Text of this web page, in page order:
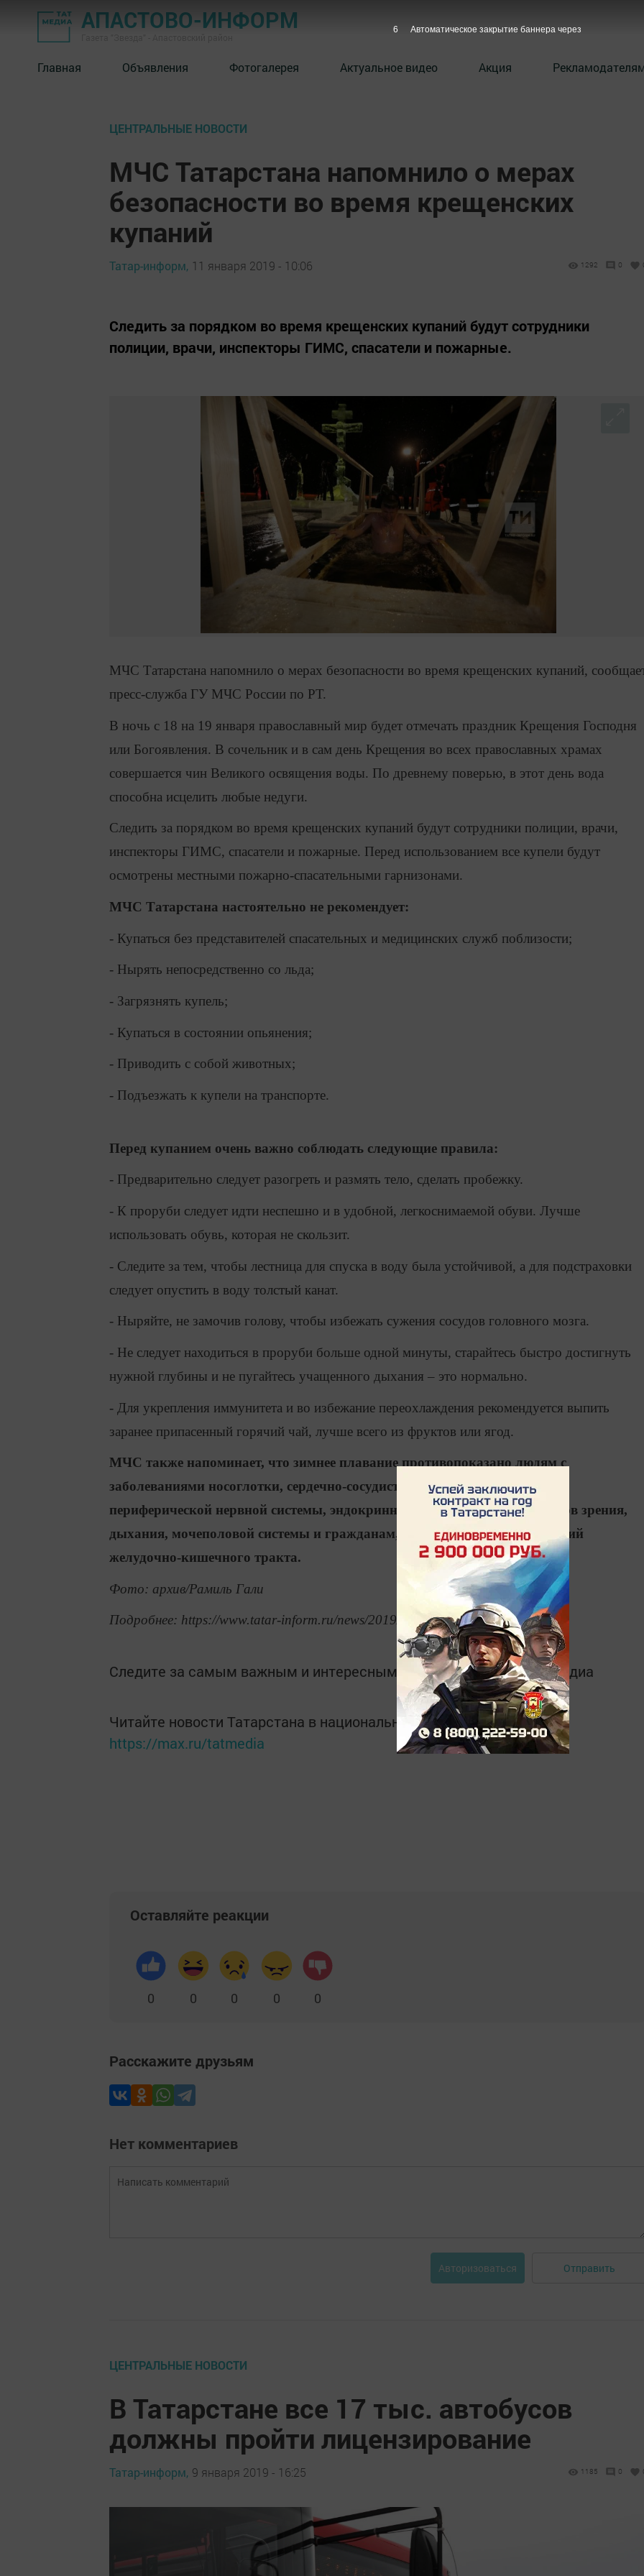
АПАСТОВО-ИНФОРМ
Главная Объявления Фотогалерея Актуальное видео Акция
ЦЕНТРАЛЬНЫЕ НОВОСТИ
МЧС Татарстана напомнило о мерах
безопасности во время крещенских
купаний
Татар-информ, 11 января 2019 - 10:06 1292 0
Следить за порядком во время крещенских купаний будут сотрудники
полиции, врачи, инспекторы ГИМС, спасатели и пожарные.
МЧС Татарстана напомнило о мерах безопасности во время крещенских купаний,
пресс-служба ГУ МЧС России по РТ.
В ночь с 18 на 19 января православный мир будет отмечать праздник Крещения Господня
или Богоявления. В сочельник и в сам день Крещения во всех православных храмах
совершается чин Великого освящения воды. По древнему поверью, в этот день вода
способна исцелить любые недуги.
Следить за порядком во время крещенских купаний будут сотрудники полиции, врачи,
инспекторы ГИМС, спасатели и пожарные. Перед использованием все купели будут
осмотрены местными пожарно-спасательными гарнизонами.
МЧС Татарстана настоятельно не рекомендует:
- Купаться без представителей спасательных и медицинских служб поблизости;
- Нырять непосредственно со льда;
- Загрязнять купель;
- Купаться в состоянии опьянения;
- Приводить с собой животных;
- Подъезжать к купели на транспорте.
Перед купанием очень важно соблюдать следующие правила:
- Предварительно следует разогреть и размять тело, сделать пробежку.
- К проруби следует идти неспешно и в удобной, легкоснимаемой обуви. Лучше
использовать обувь, которая не скользит.
- Следите за тем, чтобы лестница для спуска в воду была устойчивой, а для подстраховки
следует опустить в воду толстый канат.
- Ныряйте, не замочив голову, чтобы избежать сужения сосудов головного мозга.
- Не следует находиться в проруби больше одной минуты, старайтесь быстро достигнуть
нужной глубины и не пугайтесь учащенного дыхания – это нормально.
- Для укрепления иммунитета и во избежание переохлаждения рекомендуется выпить
заранее припасенный горячий чай, лучше всего из фруктов или ягод.
МЧС также напоминает, что зимнее плавание противопоказано людям с
заболеваниями носоглотки, сердечно-сосудистой системы, центральной и
периферической нервной системы, эндокринной системы, а также органов зрения,
дыхания, мочеполовой системы и гражданам, страдающим от заболеваний
желудочно-кишечного тракта.
Фото: архив/Рамиль Гали
Подробнее: https://www.tatar-inform.ru/news/2019/01/11/638751/
Следите за самым важным и интересным в Telegram-каналеТатмедиа
Читайте новости Татарстана в национальном мессенджере MАХ:
https://max.ru/tatmedia
Оставляйте реакции
0 0 0 0 0
Расскажите друзьям
Нет комментариев
Авторизоваться Отправить
ЦЕНТРАЛЬНЫЕ НОВОСТИ
В Татарстане все 17 тыс. автобусов
должны пройти лицензирование
Татар-информ, 9 января 2019 - 16:25 1185 0
5 Автоматическое закрытие баннера через